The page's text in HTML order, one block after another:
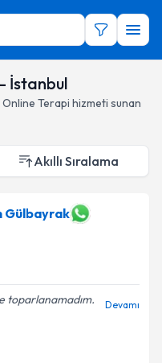
İstanbul
Online Terapi hizmeti sunan
Akıllı Sıralama
Gülbayrak
toparlanamadım.
Devamı